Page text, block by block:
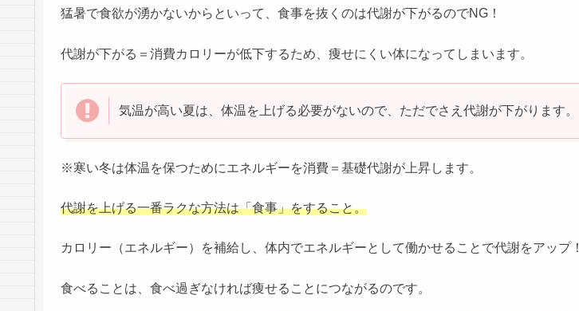
猛暑で食欲が湧かないからといって、食事を抜くのは代謝が下がるのでNG！
代謝が下がる＝消費カロリーが低下するため、痩せにくい体になってしまいます。
気温が高い夏は、体温を上げる必要がないので、ただでさえ代謝が下がります。
※寒い冬は体温を保つためにエネルギーを消費＝基礎代謝が上昇します。
代謝を上げる一番ラクな方法は「食事」をすること。
カロリー（エネルギー）を補給し、体内でエネルギーとして働かせることで代謝をアップ！
食べることは、食べ過ぎなければ痩せることにつながるのです。